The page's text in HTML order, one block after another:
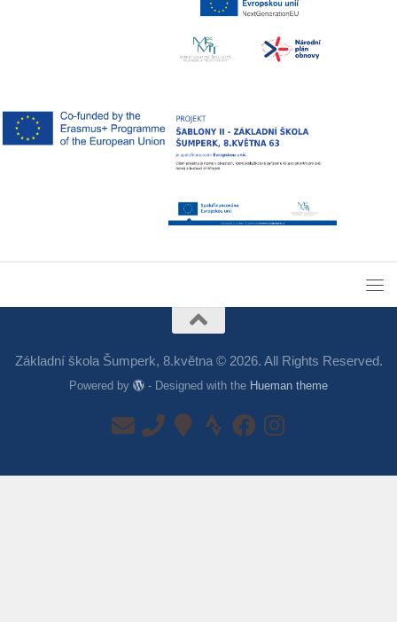
Základní škola Šumperk, 8.května © 2026. All Rights Reserved.
Powered by - Designed with the Hueman theme